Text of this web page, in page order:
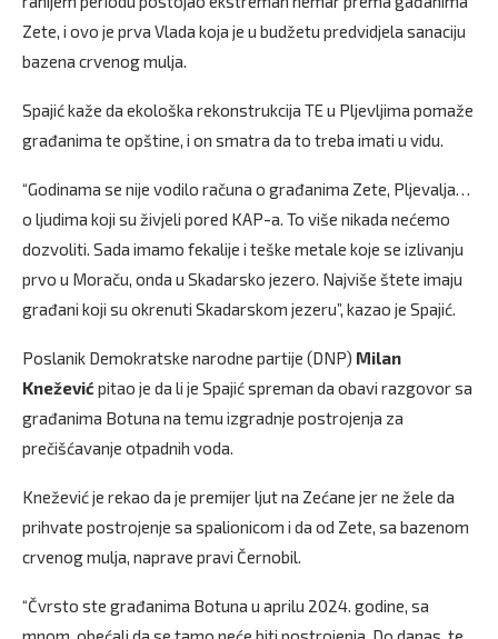
Zete, i ovo je prva Vlada koja je u budžetu predvidjela sanaciju
bazena crvenog mulja.
Spajić kaže da ekološka rekonstrukcija TE u Pljevljima pomaže
građanima te opštine, i on smatra da to treba imati u vidu.
“Godinama se nije vodilo računa o građanima Zete, Pljevalja…
o ljudima koji su živjeli pored KAP-a. To više nikada nećemo
dozvoliti. Sada imamo fekalije i teške metale koje se izlivanju
prvo u Moraču, onda u Skadarsko jezero. Najviše štete imaju
građani koji su okrenuti Skadarskom jezeru”, kazao je Spajić.
Poslanik Demokratske narodne partije (DNP) Milan
Knežević pitao je da li je Spajić spreman da obavi razgovor sa
građanima Botuna na temu izgradnje postrojenja za
prečišćavanje otpadnih voda.
Knežević je rekao da je premijer ljut na Zećane jer ne žele da
prihvate postrojenje sa spalionicom i da od Zete, sa bazenom
crvenog mulja, naprave pravi Černobil.
“Čvrsto ste građanima Botuna u aprilu 2024. godine, sa